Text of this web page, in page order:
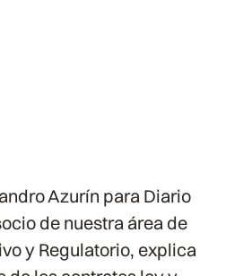
Azurín para Diario
de nuestra área de
y Regulatorio, explica